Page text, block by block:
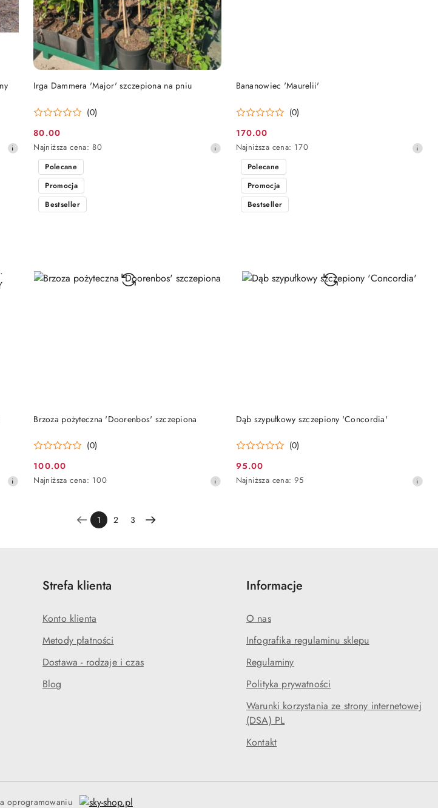
Irga Dammera 'Major' szczepiona na pniu
(0)
Cena
promocyjna:
80.00
Najniższa
cena
30
dni
przed
obniżką
Najniższa cena: 80
DO KOSZYKA Bananowiec 'Maurelii'
(0)
Cena
promocyjna:
170.00
Najniższa
cena
30
dni
przed
obniżką
Najniższa cena: 170
DO KOSZYKA
Brzoza pożyteczna 'Doorenbos' szczepiona
(0)
Cena
promocyjna:
100.00
Najniższa
Najniższa cena: 100
Polecane
Promocja
Bestseller
DO KOSZYKA Dąb szypułkowy szczepiony 'Concordia'
(0)
Cena
promocyjna:
95.00
Najniższa
Najniższa cena: 95
Polecane
Promocja
Bestseller
DO KOSZYKA
1 2 3
Strefa klienta
Konto klienta
Metody płatności
Dostawa - rodzaje i czas
Blog
Informacje
O nas
Infografika regulaminu sklepu
Regulaminy
Polityka prywatności
Warunki korzystania ze strony internetowej
(DSA) PL
Kontakt
oprogramowaniu